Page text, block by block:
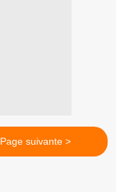
Page suivante >